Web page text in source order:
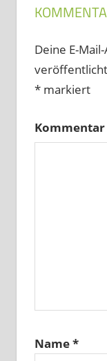
Deine E-
*markiert
Kommentar
Name*